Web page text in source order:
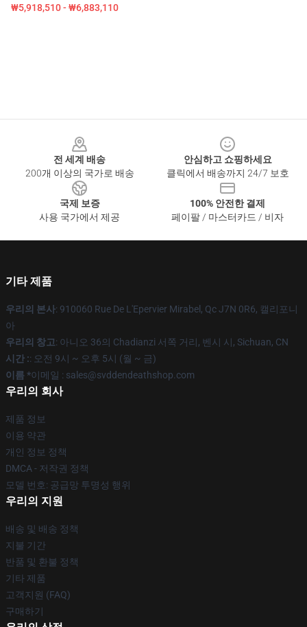
₩5,918,510 - ₩6,883,110
전 세계 배송
200개 이상의 국가로 배송
안심하고 쇼핑하세요
클릭에서 배송까지 24/7 보호
국제 보증
사용 국가에서 제공
100% 안전한 결제
페이팔 / 마스터카드 / 비자
기타 제품
우리의 본사: 910060 Rue De L'Epervier Mirabel, Qc J7N 0R6, 캘리포니
아
우리의 창고: 아니오 36의 Chadianzi 서쪽 거리, 벤시 시, Sichuan, CN
시간 :: 오전 9시 ~ 오후 5시 (월 ~ 금)
이름 *이메일 : sales@svddendeathshop.com
우리의 회사
제품 정보
이용 약관
개인 정보 정책
DMCA - 저작권 정책
모델 번호: 공급망 투명성 행위
우리의 지원
배송 및 배송 정책
지불 기간
반품 및 환불 정책
기타 제품
고객지원 (FAQ)
구매하기